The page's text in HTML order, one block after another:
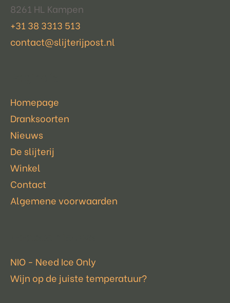
8261 HL Kampen
+31 38 3313 513
contact@slijterijpost.nl
Homepage
Dranksoorten
Nieuws
De slijterij
Winkel
Contact
Algemene voorwaarden
NIO - Need Ice Only
Wijn op de juiste temperatuur?